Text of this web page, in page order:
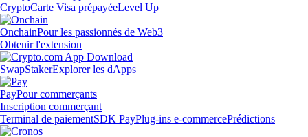
CryptoCarte Visa prépayéeLevel Up
OnchainPour les passionnés de Web3
Obtenir l'extension
SwapStakerExplorer les dApps
PayPour commerçants
Inscription commerçant
Terminal de paiementSDK PayPlug-ins e-commercePrédictions